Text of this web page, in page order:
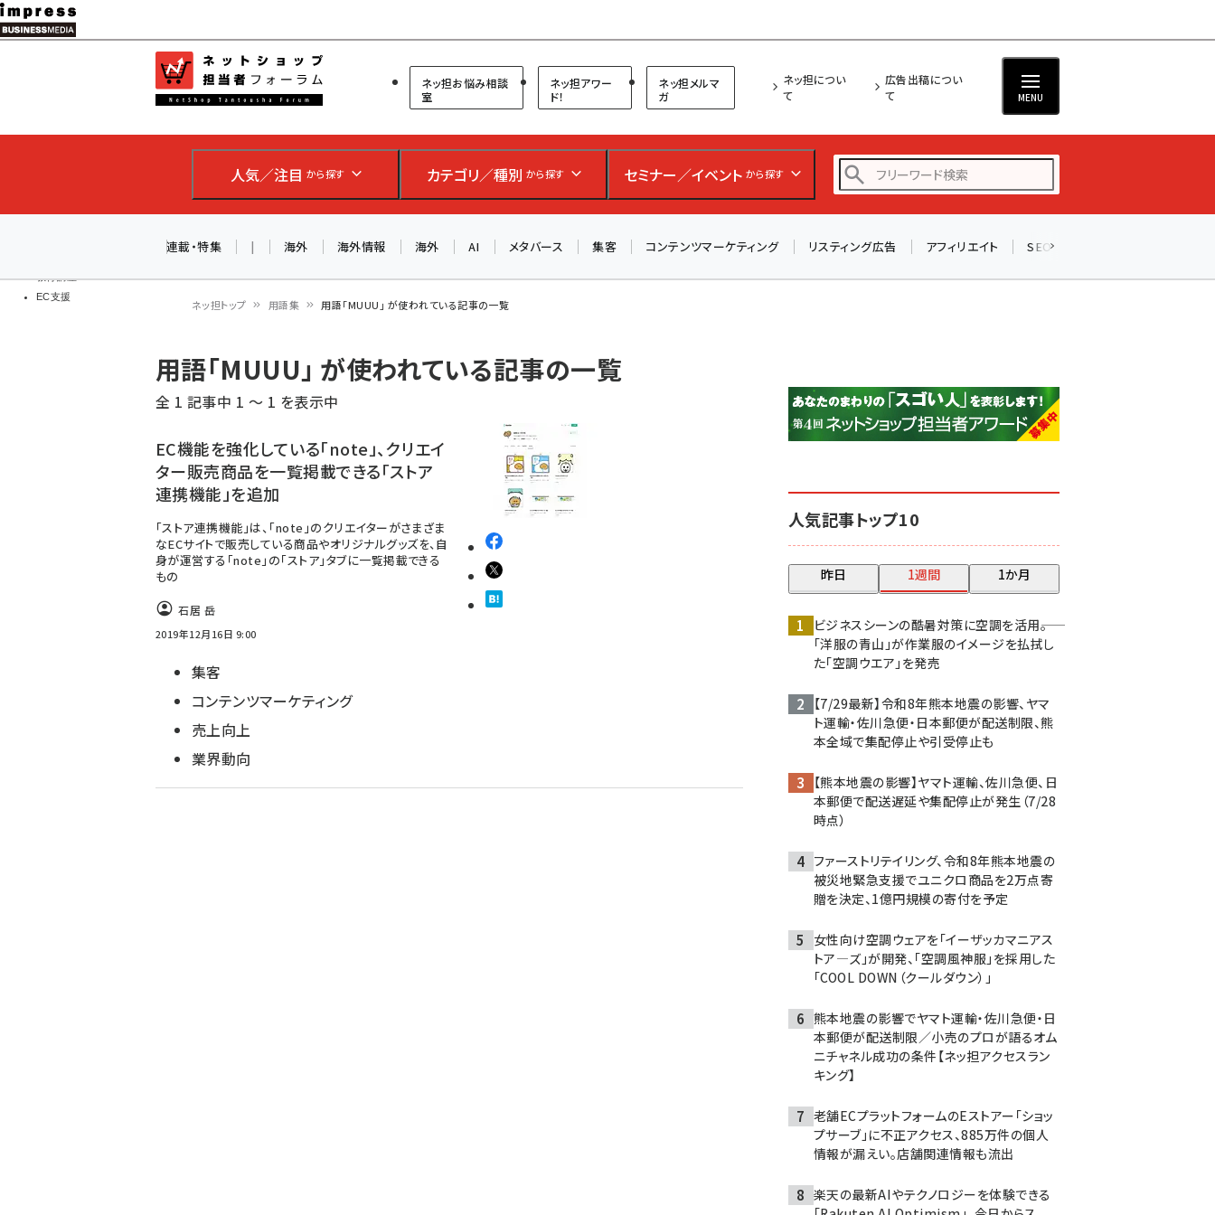
メ
イ
ン
ツ
移
教育講座
EC支援
ネットショップ担当者フォーラム
ネッ担お悩み相談
室
ネッ担アワー
ド！
ネッ担メルマ
ガ
ネッ担につい
て
広告出稿につい
て
MENU
人気／注目 から探す カテゴリ／種別 から探す セミナー／イベント から探す
アスクル (1112)
base (1068)
連載・特集 | 海外 海外情報 海外 AI メタバース 集客 コンテンツマーケティング リスティング広告 アフィリエイト SEO
ン
く
ず
ネッ担トップ 用語集 用語「MUUU」 が使われている記事の一覧
用語「MUUU」 が使われている記事の一覧
全 1 記事中 1 ～ 1 を表示中
EC機能を強化している「note」、クリエイ
ター販売商品を一覧掲載できる「ストア
連携機能」を追加
「ストア連携機能」は、「note」のクリエイターがさまざま
なECサイトで販売している商品やオリジナルグッズを、自
身が運営する「note」の「ストア」タブに一覧掲載できる
もの
石居 岳
2019年12月16日 9:00
集客
コンテンツマーケティング
売上向上
業界動向
人気記事トップ10
昨日 1週間 1か月
ビジネスシーンの酷暑対策に空調を活用――。
「洋服の青山」が作業服のイメージを払拭し
た「空調ウエア」を発売
【7/29最新】令和8年熊本地震の影響、ヤマ
ト運輸・佐川急便・日本郵便が配送制限、熊
本全域で集配停止や引受停止も
【熊本地震の影響】ヤマト運輸、佐川急便、日
本郵便で配送遅延や集配停止が発生（7/28
時点）
ファーストリテイリング、令和8年熊本地震の
被災地緊急支援でユニクロ商品を2万点寄
贈を決定、1億円規模の寄付を予定
女性向け空調ウェアを「イーザッカマニアス
トア―ズ」が開発、「空調風神服」を採用した
「COOL DOWN（クールダウン）」
熊本地震の影響でヤマト運輸・佐川急便・日
本郵便が配送制限／小売のプロが語るオム
ニチャネル成功の条件【ネッ担アクセスラン
キング】
老舗ECプラットフォームのEストアー「ショッ
プサーブ」に不正アクセス、885万件の個人
情報が漏えい。店舗関連情報も流出
楽天の最新AIやテクノロジーを体験できる